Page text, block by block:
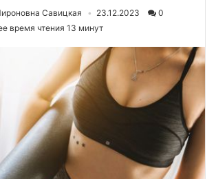
Савицкая 23.12.2023
0
время чтения 13 минут